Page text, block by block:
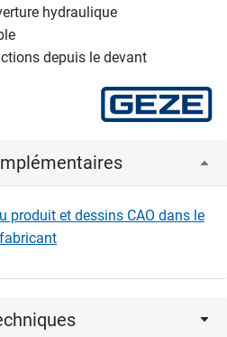
hydraulique
depuis le devant
produit et dessins CAO dans le